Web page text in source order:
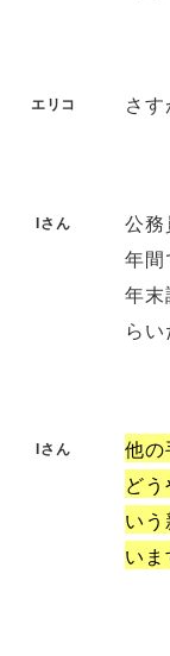
エリコ さ
Iさん
公務
年間
年末
ら
Iさん
他
ど
い
いま